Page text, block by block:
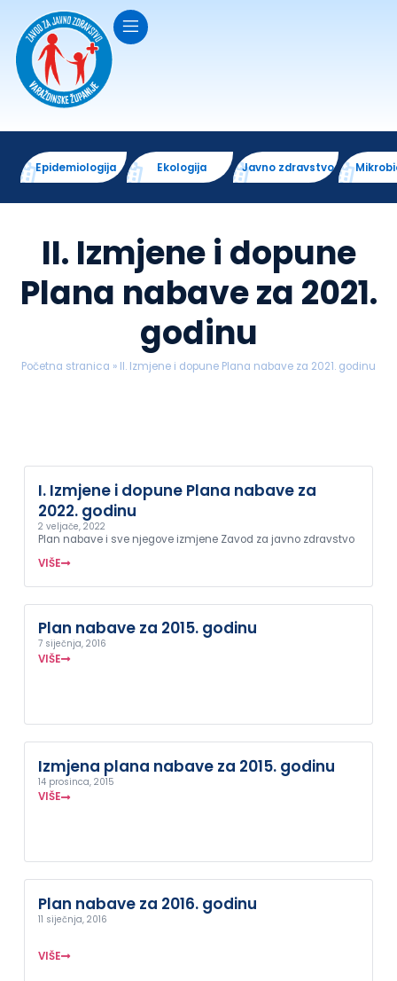
Epidemiologija Ekologija Javno zdravstvo
II. Izmjene i dopune
Plana nabave za 2021.
godinu
Početna stranica » II. Izmjene i dopune Plana nabave za 2021. godinu
I. Izmjene i dopune Plana nabave za
2022. godinu
2 veljače, 2022
Plan nabave i sve njegove izmjene Zavod za javno zdravstvo
VIŠE
Plan nabave za 2015. godinu
7 siječnja, 2016
VIŠE
Izmjena plana nabave za 2015. godinu
14 prosinca, 2015
VIŠE
Plan nabave za 2016. godinu
11 siječnja, 2016
VIŠE